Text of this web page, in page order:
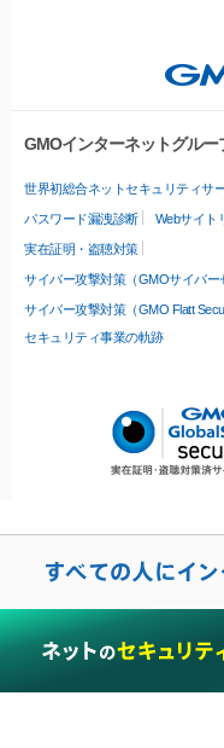
GMOインターネットグル
世界初総合ネットセキュリティサ
パスワード漏洩診断 Webサイト
実在証明・盗聴対策
サイバー攻撃対策（GMOサイバー
サイバー攻撃対策（GMO Flatt
セキュリティ事業の軌跡